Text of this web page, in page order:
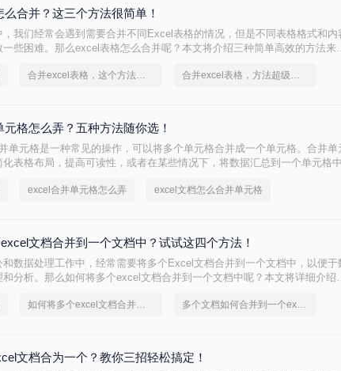
合并？这三个方法很简单！
，我们经常会遇到需要合并不同Excel表格的情况，但是不同表格格式和内
一些困难。那么excel表格怎么合并呢？本文将介绍三种简单高效的方法来
合并excel表格，这个方法很简单 合并excel表格，方法超级简单
格怎么弄？五种方法随你选！
单元格是一种常见的操作，可以将多个单元格合并成一个单元格。合并单
表格布局，提高可读性，或者在某些情况下，将数据汇总到一个单元格
excel合并单元格怎么弄 excel文档怎么合并单元格
文档合并到一个文档中？试试这四个方法！
和数据处理工作中，经常需要将多个Excel文档合并到一个文档中，以便于
分析。那么如何将多个excel文档合并到一个文档中呢？本文将详细介绍
如何将多个excel文档合并到一个文档中 多个文档如何合并到一个excel表格中
文档合为一个？教你三招轻松搞定！